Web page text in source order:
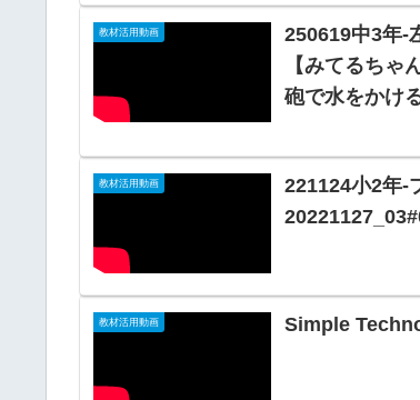
教材活用動画
250619中3年-
【みてるち
砲で水をかけ
教材活用動画
221124小2年-
教材活用動画 Simple